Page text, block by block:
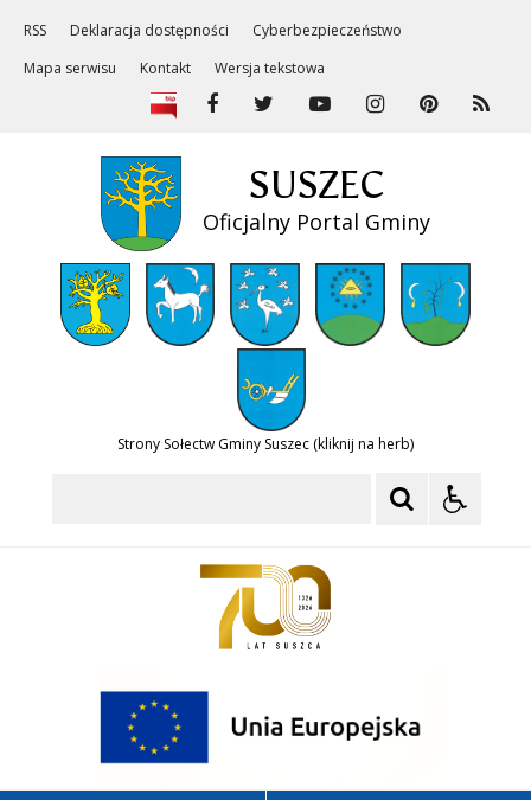
RSS Deklaracja dostępności
Cyberbezpieczeństwo
Mapa serwisu
Kontakt Wersja tekstowa
SUSZEC
Oficjalny Portal Gminy
Strony Sołectw Gminy Suszec (kliknij na herb)